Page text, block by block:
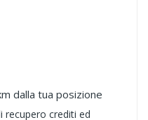
dalla tua posizione
recupero crediti ed